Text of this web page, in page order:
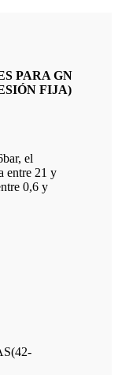
PARA GN
FIJA)
el
entre 21 y
0,6 y